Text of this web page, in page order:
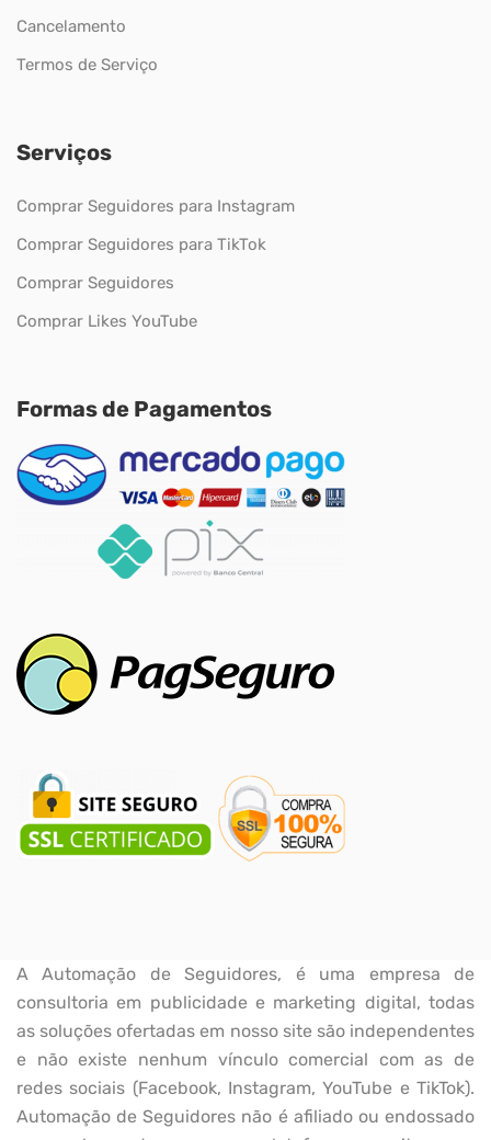
Cancelamento
Termos de Serviço
Serviços
Comprar Seguidores para Instagram
Comprar Seguidores para TikTok
Comprar Seguidores
Comprar Likes YouTube
Formas de Pagamentos
A Automação de Seguidores, é uma empresa de
consultoria em publicidade e marketing digital, todas
as soluções ofertadas em nosso site são independentes
e não existe nenhum vínculo comercial com as de
redes sociais (Facebook, Instagram, YouTube e TikTok).
Automação de Seguidores não é afiliado ou endossado